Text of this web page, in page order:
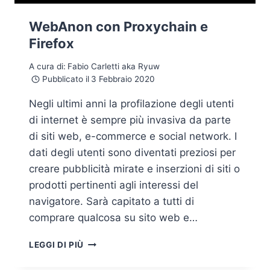
WebAnon con Proxychain e
Firefox
A cura di: Fabio Carletti aka Ryuw
Pubblicato il 3 Febbraio 2020
Negli ultimi anni la profilazione degli utenti
di internet è sempre più invasiva da parte
di siti web, e-commerce e social network. I
dati degli utenti sono diventati preziosi per
creare pubblicità mirate e inserzioni di siti o
prodotti pertinenti agli interessi del
navigatore. Sarà capitato a tutti di
comprare qualcosa su sito web e…
LEGGI DI PIÙ WEBANON